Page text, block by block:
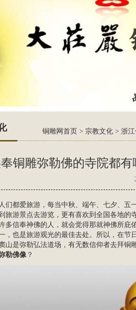
铜雕网首页 > 宗教文化 > 浙
铜雕弥勒佛的寺院都
们都爱旅游，每当中秋、端午、七夕、五
旅游景点去游览，更有喜欢到全国各地
多信奉神佛的人，就会觉得那就神佛所庇
，也是旅游观光的最佳去处。所以，在节
山是弥勒弘法道场，有无数信仰者去拜铜
勒佛像 ？